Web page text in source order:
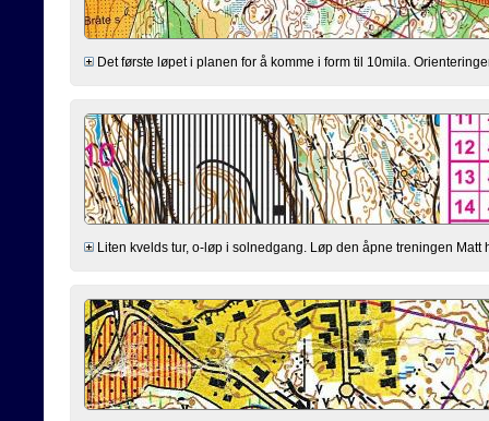
Det første løpet i planen for å komme i form til 10mila.
Liten kvelds tur, o-løp i solnedgang. Løp den åpne treningen